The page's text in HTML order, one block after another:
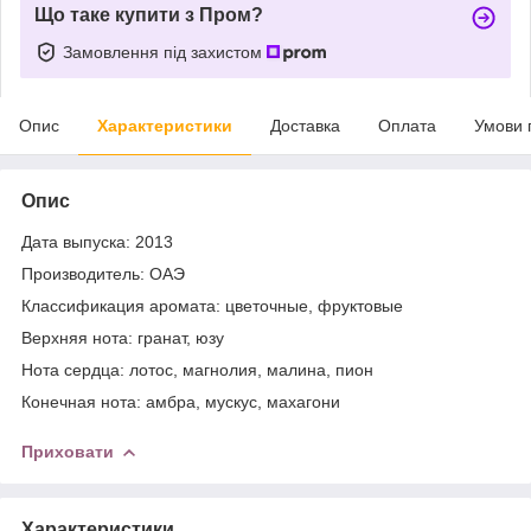
Що таке купити з Пром?
Замовлення під захистом
Опис Характеристики Доставка Оплата Умови
Опис
Дата выпуска: 2013
Производитель: ОАЭ
Классификация аромата: цветочные, фруктовые
Верхняя нота: гранат, юзу
Нота сердца: лотос, магнолия, малина, пион
Конечная нота: амбра, мускус, махагони
Приховати